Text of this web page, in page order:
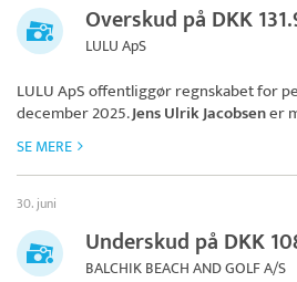
Overskud på DKK
LULU ApS
LULU ApSoffentliggør regnskabet for
december 2025.Jens Ulrik Jacobsener
SE MERE
30. juni
Underskud på DKK
BALCHIK BEACH AND GOLF A/S